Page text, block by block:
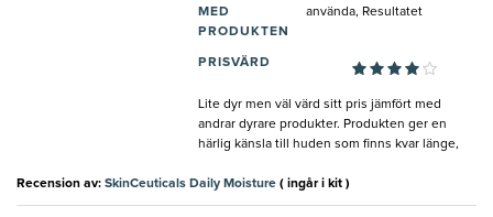
MED
PRODUKTEN
använda, Resultatet
PRISVÄRD
Lite dyr men väl värd sitt pris jämfört med
andrar dyrare produkter. Produkten ger en
härlig känsla till huden som finns kvar länge,
Recension av: SkinCeuticals Daily Moisture ( ingår i kit )